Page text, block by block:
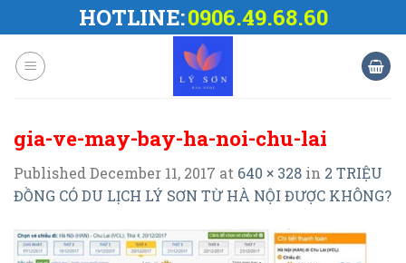
to
content
HOTLINE:0906.49.68.60
gia-ve-may-bay-ha-noi-chu-lai
Published December 11, 2017 at 640 × 328 in 2 TRIỆU
ĐỒNG CÓ DU LỊCH LÝ SƠN TỪ HÀ NỘI ĐƯỢC KHÔNG?